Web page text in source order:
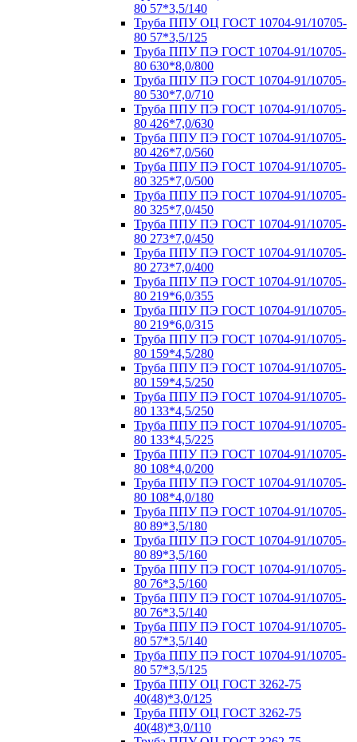
80 57*3,5/140
Труба ППУ ОЦ ГОСТ 10704-91/10705-
80 57*3,5/125
Труба ППУ ПЭ ГОСТ 10704-91/10705-
80 630*8,0/800
Труба ППУ ПЭ ГОСТ 10704-91/10705-
80 530*7,0/710
Труба ППУ ПЭ ГОСТ 10704-91/10705-
80 426*7,0/630
Труба ППУ ПЭ ГОСТ 10704-91/10705-
80 426*7,0/560
Труба ППУ ПЭ ГОСТ 10704-91/10705-
80 325*7,0/500
Труба ППУ ПЭ ГОСТ 10704-91/10705-
80 325*7,0/450
Труба ППУ ПЭ ГОСТ 10704-91/10705-
80 273*7,0/450
Труба ППУ ПЭ ГОСТ 10704-91/10705-
80 273*7,0/400
Труба ППУ ПЭ ГОСТ 10704-91/10705-
80 219*6,0/355
Труба ППУ ПЭ ГОСТ 10704-91/10705-
80 219*6,0/315
Труба ППУ ПЭ ГОСТ 10704-91/10705-
80 159*4,5/280
Труба ППУ ПЭ ГОСТ 10704-91/10705-
80 159*4,5/250
Труба ППУ ПЭ ГОСТ 10704-91/10705-
80 133*4,5/250
Труба ППУ ПЭ ГОСТ 10704-91/10705-
80 133*4,5/225
Труба ППУ ПЭ ГОСТ 10704-91/10705-
80 108*4,0/200
Труба ППУ ПЭ ГОСТ 10704-91/10705-
80 108*4,0/180
Труба ППУ ПЭ ГОСТ 10704-91/10705-
80 89*3,5/180
Труба ППУ ПЭ ГОСТ 10704-91/10705-
80 89*3,5/160
Труба ППУ ПЭ ГОСТ 10704-91/10705-
80 76*3,5/160
Труба ППУ ПЭ ГОСТ 10704-91/10705-
80 76*3,5/140
Труба ППУ ПЭ ГОСТ 10704-91/10705-
80 57*3,5/140
Труба ППУ ПЭ ГОСТ 10704-91/10705-
80 57*3,5/125
Труба ППУ ОЦ ГОСТ 3262-75
40(48)*3,0/125
Труба ППУ ОЦ ГОСТ 3262-75
40(48)*3,0/110